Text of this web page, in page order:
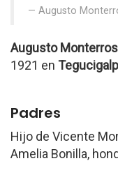
Augusto
Augusto
1921 en
Padres
Hijo de Vicente
Amelia Bonilla,